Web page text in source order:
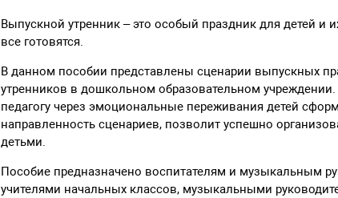
Выпускной утренник – это особый праздник для детей и
все готовятся.
В данном пособии представлены сценарии выпускных
утренников в дошкольном образовательном
педагогу через эмоциональные переживания детей
направленность сценариев, позволит успешно
детьми.
Пособие предназначено воспитателям и музыкальным
учителями начальных классов, музыкальными